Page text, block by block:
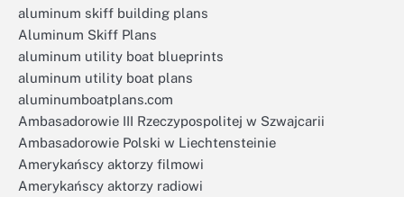
aluminum skiff building plans
Aluminum Skiff Plans
aluminum utility boat blueprints
aluminum utility boat plans
aluminumboatplans.com
Ambasadorowie III Rzeczypospolitej w Szwajcarii
Ambasadorowie Polski w Liechtensteinie
Amerykańscy aktorzy filmowi
Amerykańscy aktorzy radiowi